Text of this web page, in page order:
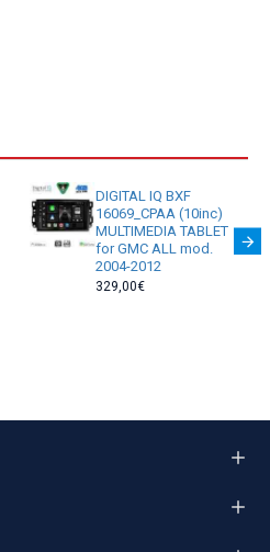
DIGITAL IQ BXF
16069_CPAA (10inc)
MULTIMEDIA TABLET
for GMC ALL mod.
2004-2012
329,00€